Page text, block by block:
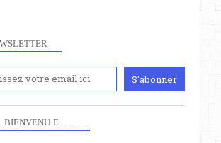
. BIENVENU·E . . . .
ce site, créé
lors du mouvement anti-CPE,